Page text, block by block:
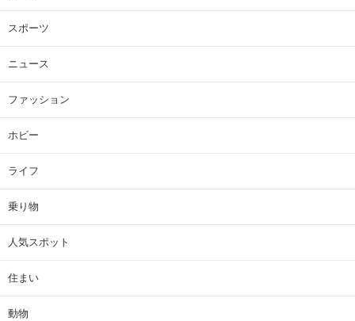
スポーツ
ニュース
ファッション
ホビー
ライフ
乗り物
人気スポット
住まい
動物